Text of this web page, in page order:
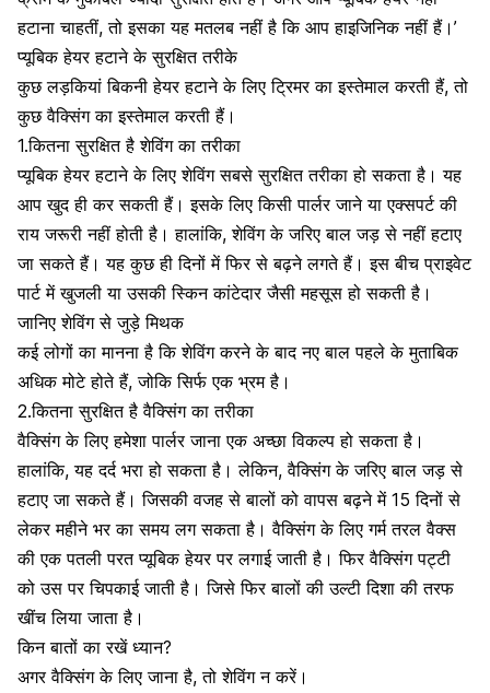
हटाना चाहतीं, तो इसका यह मतलब नहीं है कि आप हाइजिनिक नहीं हैं।’
प्यूबिक हेयर हटाने के सुरक्षित तरीके
कुछ लड़कियां बिकनी हेयर हटाने के लिए ट्रिमर का इस्तेमाल करती हैं, तो
कुछ वैक्सिंग का इस्तेमाल करती हैं।
1.कितना सुरक्षित है शेविंग का तरीका
प्यूबिक हेयर हटाने के लिए शेविंग सबसे सुरक्षित तरीका हो सकता है। यह
आप खुद ही कर सकती हैं। इसके लिए किसी पार्लर जाने या एक्सपर्ट की
राय जरूरी नहीं होती है। हालांकि, शेविंग के जरिए बाल जड़ से नहीं हटाए
जा सकते हैं। यह कुछ ही दिनों में फिर से बढ़ने लगते हैं। इस बीच प्राइवेट
पार्ट में खुजली या उसकी स्किन कांटेदार जैसी महसूस हो सकती है।
जानिए शेविंग से जुड़े मिथक
कई लोगों का मानना है कि शेविंग करने के बाद नए बाल पहले के मुताबिक
अधिक मोटे होते हैं, जोकि सिर्फ एक भ्रम है।
2.कितना सुरक्षित है वैक्सिंग का तरीका
वैक्सिंग के लिए हमेशा पार्लर जाना एक अच्छा विकल्प हो सकता है।
हालांकि, यह दर्द भरा हो सकता है। लेकिन, वैक्सिंग के जरिए बाल जड़ से
हटाए जा सकते हैं। जिसकी वजह से बालों को वापस बढ़ने में 15 दिनों से
लेकर महीने भर का समय लग सकता है। वैक्सिंग के लिए गर्म तरल वैक्स
की एक पतली परत प्यूबिक हेयर पर लगाई जाती है। फिर वैक्सिंग पट्टी
को उस पर चिपकाई जाती है। जिसे फिर बालों की उल्टी दिशा की तरफ
खींच लिया जाता है।
किन बातों का रखें ध्यान?
अगर वैक्सिंग के लिए जाना है, तो शेविंग न करें।